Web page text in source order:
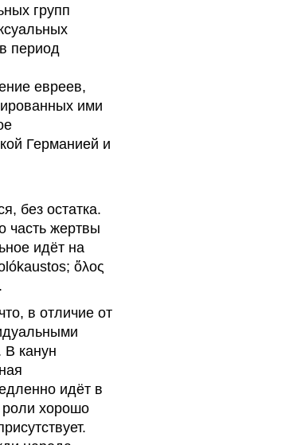
групп
период
евреев,
ими
Германией и
без остатка.
часть жертвы
идёт на
ὅλος
в отличие от
В канун
идёт в
роли хорошо